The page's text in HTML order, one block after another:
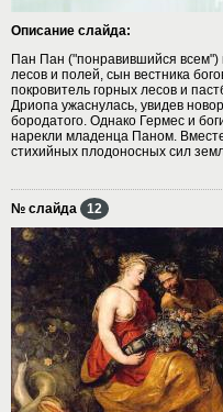
Описание слайда:
Пан Пан ("понравившийся всем")
лесов и полей, сын вестника
покровитель горных лесов и
Дриопа ужаснулась, увидев
бородатого. Однако Гермес и
нарекли младенца Паном.
стихийных плодоносных сил
№ слайда 12